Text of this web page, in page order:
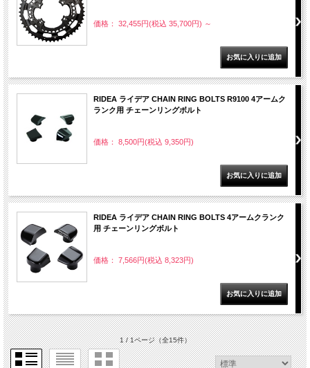
価格： 32,455円(税込 35,700円) ～
RIDEA ライデア CHAIN RING BOLTS R9100 4アームク
ランク用 チェーンリングボルト
価格： 8,500円(税込 9,350円)
RIDEA ライデア CHAIN RING BOLTS 4アームクランク
用 チェーンリングボルト
価格： 7,566円(税込 8,323円)
1 / 1ページ（全15件）